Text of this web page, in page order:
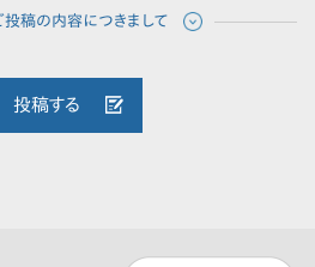
投稿する